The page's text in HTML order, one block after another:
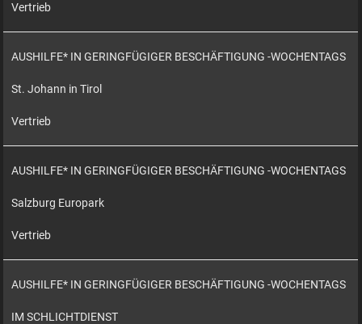
Vertrieb
AUSHILFE* IN GERINGFÜGIGER BESCHÄFTIGUNG -WOCHENTAGS
St. Johann in Tirol
Vertrieb
AUSHILFE* IN GERINGFÜGIGER BESCHÄFTIGUNG -WOCHENTAGS
Salzburg Europark
Vertrieb
AUSHILFE* IN GERINGFÜGIGER BESCHÄFTIGUNG -WOCHENTAGS
IM SCHLICHTDIENST